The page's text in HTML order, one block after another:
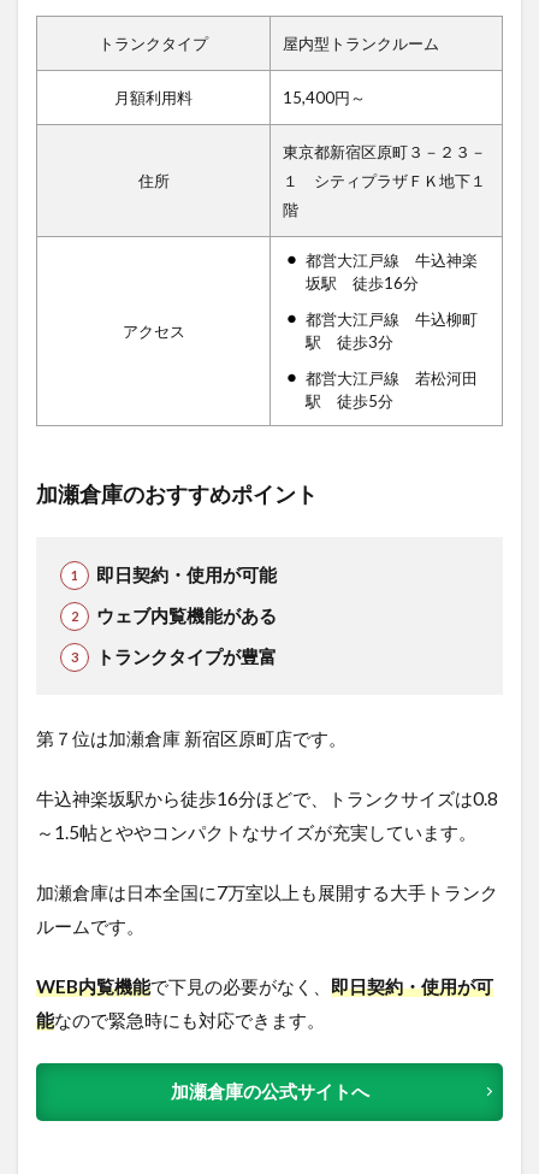
トランクタイプ 屋内型トランクルーム
月額利用料 15,400円～
住所
東京都新宿区原町３－２３－
１ シティプラザＦＫ地下１
階
アクセス
都営大江戸線 牛込神楽
坂駅 徒歩16分
都営大江戸線 牛込柳町
駅 徒歩3分
都営大江戸線 若松河田
駅 徒歩5分
加瀬倉庫のおすすめポイント
即日契約・使用が可能
ウェブ内覧機能がある
トランクタイプが豊富
第７位は加瀬倉庫 新宿区原町店です。
牛込神楽坂駅から徒歩16分ほどで 、トランクサイズは0.8
～1.5帖とややコンパクトなサイズが充実しています。
加瀬倉庫は日本全国に7万室以上も展開する大手トランク
ルームです。
WEB内覧機能で下見の必要がなく、 即日契約・使用が可
能なので緊急時にも対応できます。
加瀬倉庫の公式サイトへ